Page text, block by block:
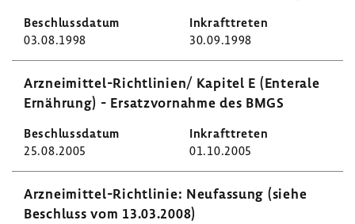
03.08.1998 30.09.1998
Arzneimittel-​Richtlinien/ Kapitel E (Ente­rale
Ernäh­rung) - Ersatz­vor­nahme des BMGS
25.08.2005 01.10.2005
Arzneimittel-​Richtlinie: Neufas­sung (siehe
Beschluss vom 13.03.2008)